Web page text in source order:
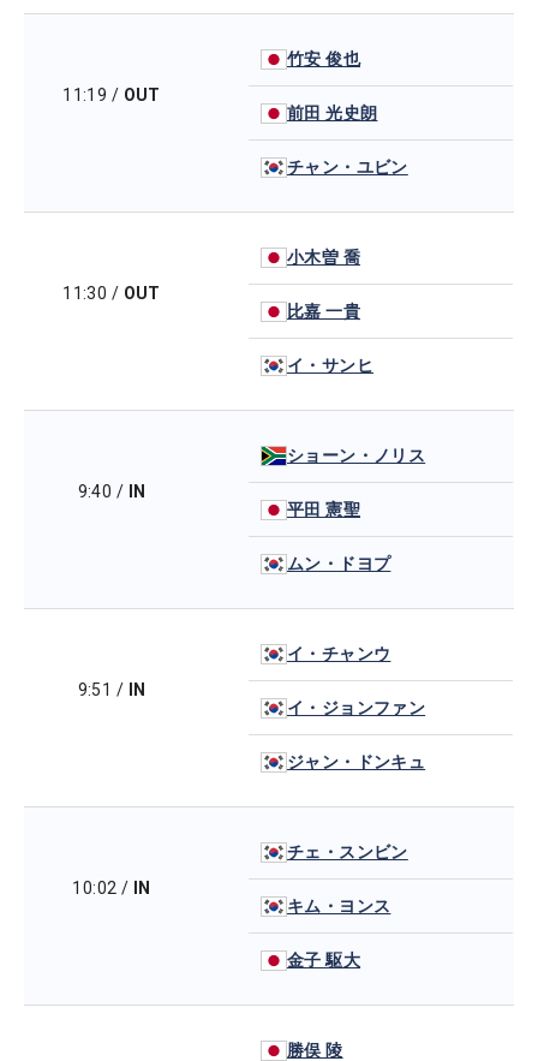
11:19 / OUT
竹安 俊也
前田 光史朗
チャン・ユビン
11:30 / OUT
小木曽 喬
比嘉 一貴
イ・サンヒ
9:40 / IN
ショーン・ノリス
平田 憲聖
ムン・ドヨプ
9:51 / IN
イ・チャンウ
イ・ジョンファン
ジャン・ドンキュ
10:02 / IN
チェ・スンビン
キム・ヨンス
金子 駆大
勝俣 陵